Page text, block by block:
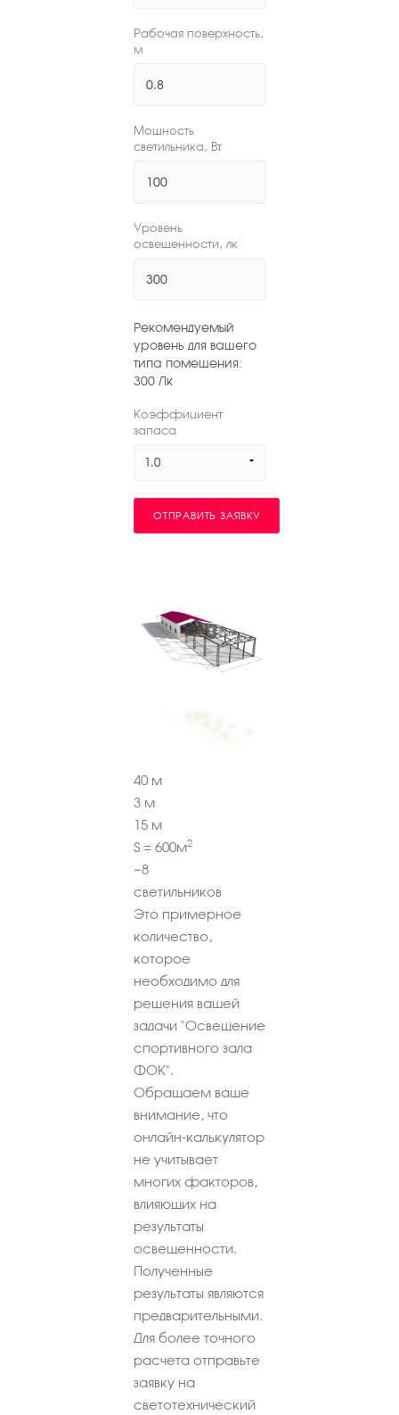
Рабочая поверхность,
м
Мощность
светильника, Вт
Уровень
освещенности, лк
Рекомендуемый
уровень для вашего
типа помещения:
300 Лк
Коэффициент
запаса
1.0
ОТПРАВИТЬ ЗАЯВКУ
40 м
3 м
15 м
S = 600м2
~8
светильников
Это примерное
количество,
которое
необходимо для
решения вашей
задачи "Освещение
спортивного зала
ФОК".
Обращаем ваше
внимание, что
онлайн-калькулятор
не учитывает
многих факторов,
влияющих на
результаты
освещенности.
Полученные
результаты являются
предварительными.
Для более точного
расчета отправьте
заявку на
светотехнический